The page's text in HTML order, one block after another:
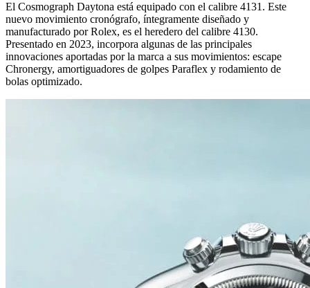
El Cosmograph Daytona está equipado con el calibre 4131. Este
nuevo movimiento cronógrafo, íntegramente diseñado y
manufacturado por Rolex, es el heredero del calibre 4130.
Presentado en 2023, incorpora algunas de las principales
innovaciones aportadas por la marca a sus movimientos: escape
Chronergy, amortiguadores de golpes Paraflex y rodamiento de
bolas optimizado.